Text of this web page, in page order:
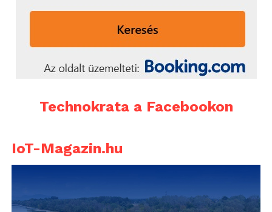
Technokrata a Facebookon
IoT-Magazin.hu